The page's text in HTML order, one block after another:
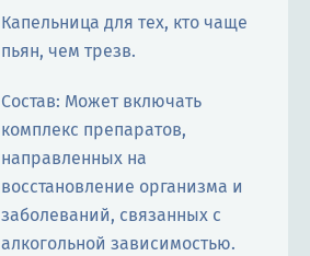
Капельница для тех, кто чаще
пьян, чем трезв.
Состав: Может включать
комплекс препаратов,
направленных на
восстановление организма и
заболеваний, связанных с
алкогольной зависимостью.